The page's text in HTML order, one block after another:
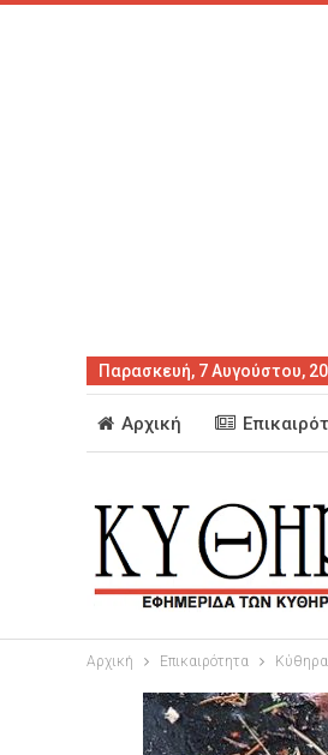
Παρασκευή, 7 Αυγούστου,
Αρχική
Αρχική Επικαιρότητα Κύθηρα